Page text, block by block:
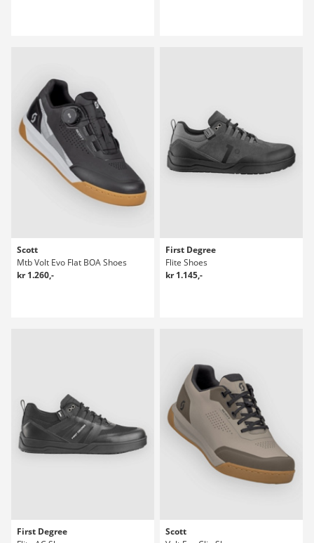
Scott
Mtb Volt Evo Flat BOA Shoes
kr 1.260,-
First Degree
Flite Shoes
kr 1.145,-
First Degree
Scott